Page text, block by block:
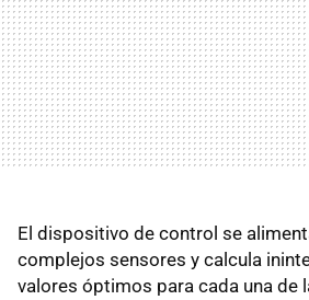
El dispositivo de control se
complejos sensores y calcula
valores óptimos para cada una de